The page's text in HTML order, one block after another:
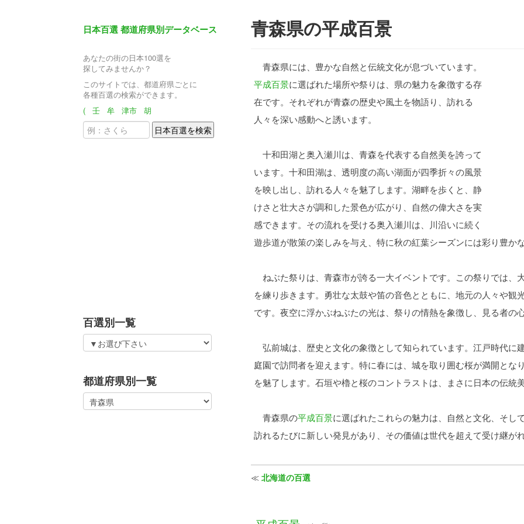
日本百選 都道府県別データベース
あなたの街の日本100選を
探してみませんか？
このサイトでは、都道府県ごとに
各種百選の検索ができます。
(
壬 牟 津市 胡
百選別一覧
都道府県別一覧
青森県の平成百景
青森県には、豊かな自然と伝統文化が息づいています。
平成百景に選ばれた場所や祭りは、県の魅力を象徴する存
在です。それぞれが青森の歴史や風土を物語り、訪れる
人々を深い感動へと誘います。
十和田湖と奥入瀬川は、青森を代表する自然美を誇って
います。十和田湖は、透明度の高い湖面が四季折々の風景
を映し出し、訪れる人々を魅了します。湖畔を歩くと、静
けさと壮大さが調和した景色が広がり、自然の偉大さを実
感できます。その流れを受ける奥入瀬川は、川沿いに続く
遊歩道が散策の楽しみを与え、特に秋の紅葉シーズンには彩り豊か
ねぶた祭りは、青森市が誇る一大イベントです。この祭りでは、
を練り歩きます。勇壮な太鼓や笛の音色とともに、地元の人々や観
です。夜空に浮かぶねぶたの光は、祭りの情熱を象徴し、見る者の
弘前城は、歴史と文化の象徴として知られています。江戸時代に
庭園で訪問者を迎えます。特に春には、城を取り囲む桜が満開とな
を魅了します。石垣や櫓と桜のコントラストは、まさに日本の伝統
青森県の平成百景に選ばれたこれらの魅力は、自然と文化、そし
訪れるたびに新しい発見があり、その価値は世代を超えて受け継が
≪ 北海道の百選